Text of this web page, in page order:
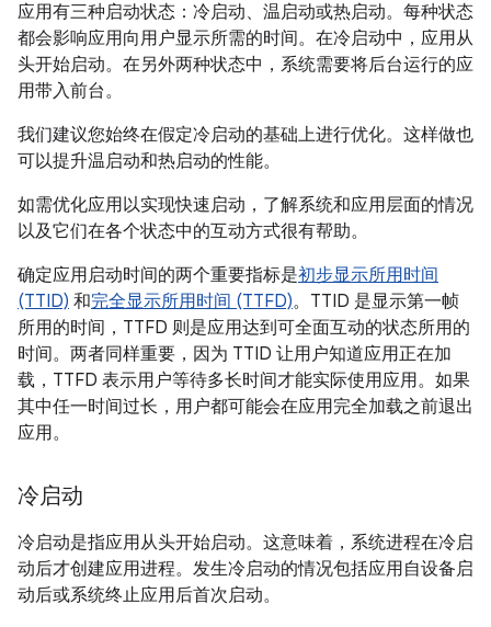
应用有三种启动状态：冷启动、温启动或热启动。每种状态
都会影响应用向用户显示所需的时间。在冷启动中，应用从
头开始启动。在另外两种状态中，系统需要将后台运行的应
用带入前台。
我们建议您始终在假定冷启动的基础上进行优化。这样做也
可以提升温启动和热启动的性能。
如需优化应用以实现快速启动，了解系统和应用层面的情况
以及它们在各个状态中的互动方式很有帮助。
确定应用启动时间的两个重要指标是初步显示所用时间
(TTID) 和完全显示所用时间 (TTFD)。TTID 是显示第一帧
所用的时间，TTFD 则是应用达到可全面互动的状态所用的
时间。两者同样重要，因为 TTID 让用户知道应用正在加
载，TTFD 表示用户等待多长时间才能实际使用应用。如果
其中任一时间过长，用户都可能会在应用完全加载之前退出
应用。
冷启动
冷启动是指应用从头开始启动。这意味着，系统进程在冷启
动后才创建应用进程。发生冷启动的情况包括应用自设备启
动后或系统终止应用后首次启动。